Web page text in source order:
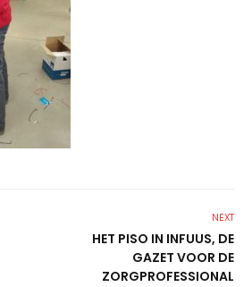
NEXT
HET PISO IN INFUUS, DE
GAZET VOOR DE
ZORGPROFESSIONAL